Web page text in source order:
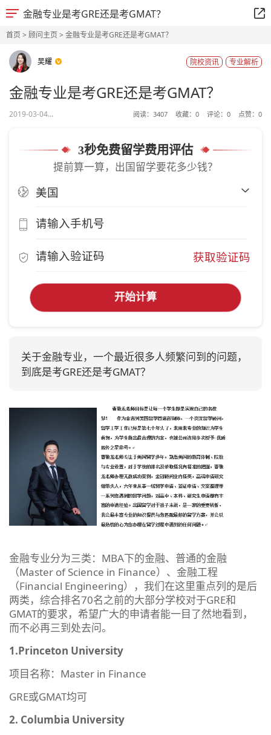
金融专业是考GRE还是考GMAT？
首页> 顾问主页> 金融专业是考GRE还是考GMAT？
吴耀 专业解析
院校资讯
金融专业是考GRE还是考GMAT？
2019-03-04... 阅读： 3407 收藏： 0 评论： 0 点赞： 0
3秒免费留学费用评估
提前算一算，出国留学要花多少钱？
获取验证码
开始计算
关于金融专业，一个最近很多人频繁问到的问题，
到底是考GRE还是考GMAT？
金融专业分为三类：MBA下的金融、普通的金融
（Master of Science in Finance）、金融工程
（Financial Engineering），我们在这里重点列的是后
两类，综合排名70名之前的大部分学校对于GRE和
GMAT的要求，希望广大的申请者能一目了然地看到，
而不必再三到处去问。
1.Princeton University
项目名称：Master in Finance
GRE或GMAT均可
2. Columbia University